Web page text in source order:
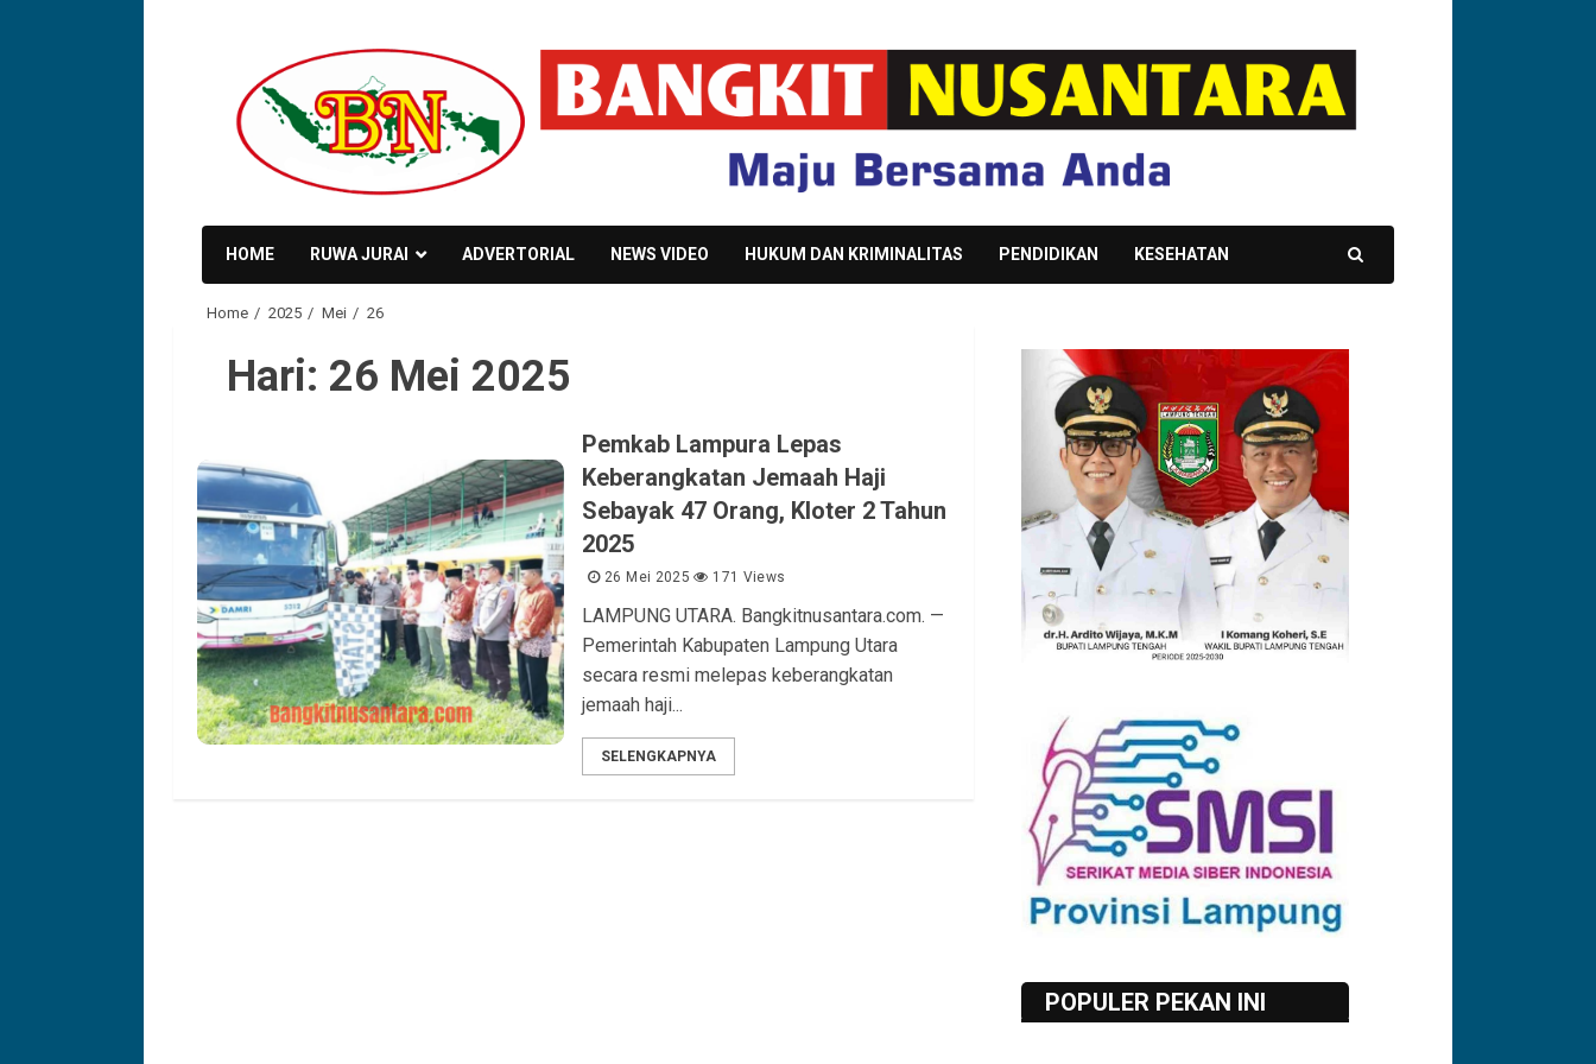
HOME RUWA JURAI ADVERTORIAL NEWS VIDEO HUKUM DAN KRIMINALITAS PENDIDIKAN KESEHATAN
Home 2025 Mei 26
Hari: 26 Mei 2025
Pemkab Lampura Lepas
Keberangkatan Jemaah Haji
Sebayak 47 Orang, Kloter 2 Tahun
2025
26 Mei 2025 171 Views
LAMPUNG UTARA. Bangkitnusantara.com. —
Pemerintah Kabupaten Lampung Utara
secara resmi melepas keberangkatan
jemaah haji...
SELENGKAPNYA
POPULER PEKAN INI